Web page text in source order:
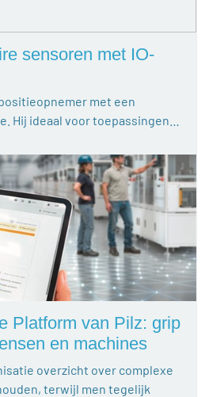
sensoren met IO-
met een
Hij ideaal voor toepassingen…
Platform van Pilz: grip
en machines
overzicht over complexe
terwijl men tegelijk